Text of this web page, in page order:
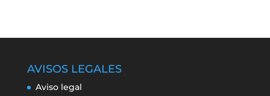
AVISOS LEGALES
Aviso legal